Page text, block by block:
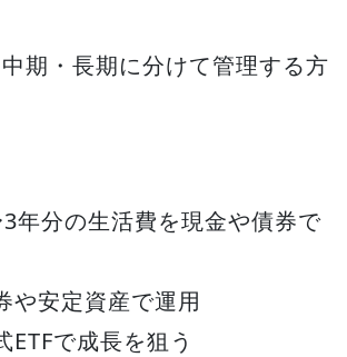
期・長期に分けて管理する方
年分の生活費を現金や債券で
や安定資産で運用
ETFで成長を狙う